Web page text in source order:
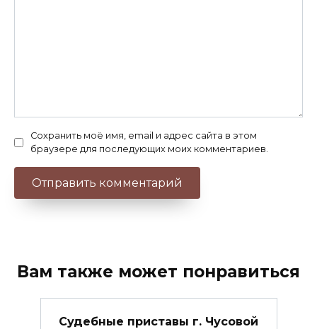
Сохранить моё имя, email и адрес сайта в этом
браузере для последующих моих комментариев.
Вам также может понравиться
Судебные приставы г. Чусовой